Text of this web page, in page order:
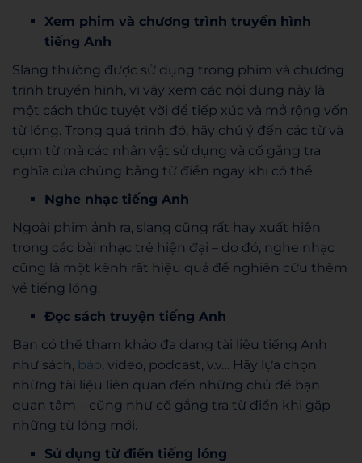
Xem phim và chương trình truyền hình
tiếng Anh
Slang thường được sử dụng trong phim và chương
trình truyền hình, vì vậy xem các nội dung này là
một cách thức tuyệt vời để tiếp xúc và mở rộng vốn
từ lóng. Trong quá trình đó, hãy chú ý đến các từ và
cụm từ mà các nhân vật sử dụng và cố gắng tra
nghĩa của chúng bằng từ điển ngay khi có thể.
Nghe nhạc tiếng Anh
Ngoài phim ảnh ra, slang cũng rất hay xuất hiện
trong các bài nhạc trẻ hiện đại – do đó, nghe nhạc
cũng là một kênh rất hiệu quả để nghiên cứu thêm
về tiếng lóng.
Đọc sách truyện tiếng Anh
Bạn có thể tham khảo đa dạng tài liệu tiếng Anh
như sách, báo, video, podcast, v.v… Hãy lựa chọn
những tài liệu liên quan đến những chủ đề bạn
quan tâm – cũng như cố gắng tra từ điển khi gặp
những từ lóng mới.
Sử dụng từ điển tiếng lóng